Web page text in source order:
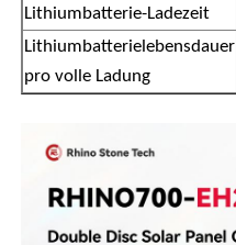
Lithiumbatterie-Ladezeit
Lithiumbatterielebensdauer
pro volle Ladung